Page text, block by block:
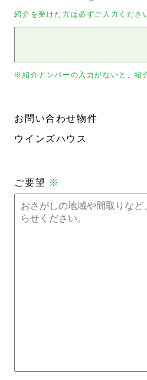
紹介を受けた方は必ずご入力くださ
※紹介ナンバーの入力がないと、紹
お問い合わせ物件
ウインズハウス
ご要望 ※